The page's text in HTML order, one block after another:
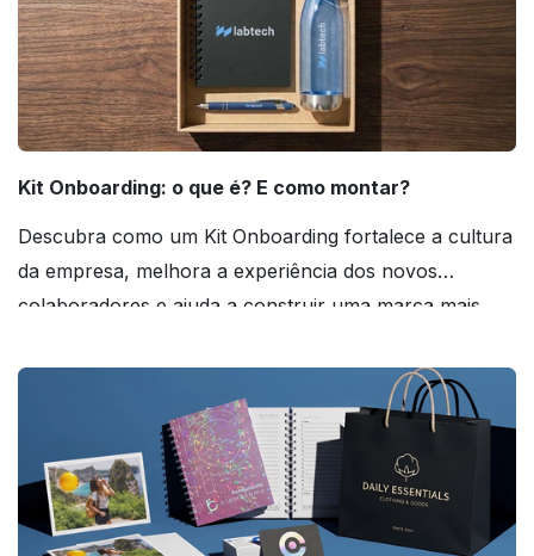
Kit Onboarding: o que é? E como montar?
Descubra como um Kit Onboarding fortalece a cultura
da empresa, melhora a experiência dos novos
colaboradores e ajuda a construir uma marca mais